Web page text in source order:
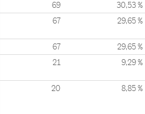
69 30,53 %
67 29,65 %
67 29,65 %
21 9,29 %
20 8,85 %